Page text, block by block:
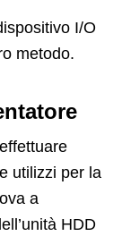
I/O
metodo.
utilizzi per la
a
HDD